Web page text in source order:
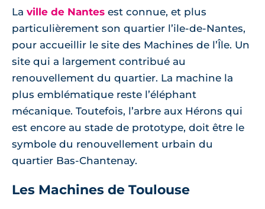
La ville de Nantes est connue, et plus
particulièrement son quartier l’ile-de-Nantes,
pour accueillir le site des Machines de l’Île. Un
site qui a largement contribué au
renouvellement du quartier. La machine la
plus emblématique reste l’éléphant
mécanique. Toutefois, l’arbre aux Hérons qui
est encore au stade de prototype, doit être le
symbole du renouvellement urbain du
quartier Bas-Chantenay.
Les Machines de Toulouse